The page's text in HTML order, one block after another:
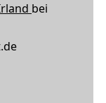
bei